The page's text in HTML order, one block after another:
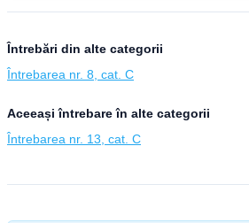
Întrebări din alte categorii
Întrebarea nr. 8, cat. C
Aceeași întrebare în alte categorii
Întrebarea nr. 13, cat. C